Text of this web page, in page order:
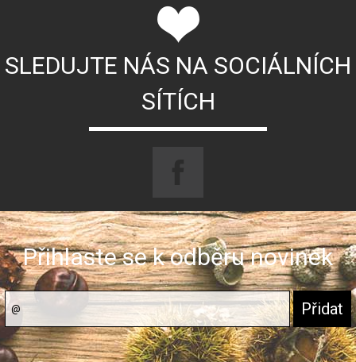
SLEDUJTE NÁS NA SOCIÁLNÍCH
SÍTÍCH
Přihlaste se k odběru novinek